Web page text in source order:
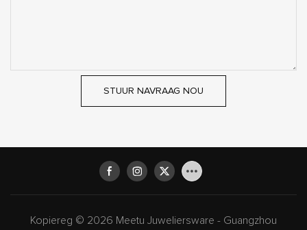
STUUR NAVRAAG NOU
Kopiereg © 2026 Meetu Juweliersware - Guangzhou